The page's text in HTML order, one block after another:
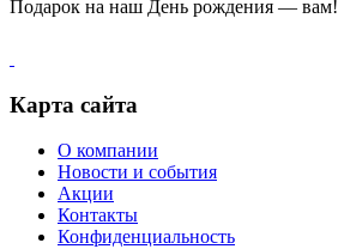
Подарок на наш День рождения — вам!
Карта сайта
О компании
Новости и события
Акции
Контакты
Конфиденциальность